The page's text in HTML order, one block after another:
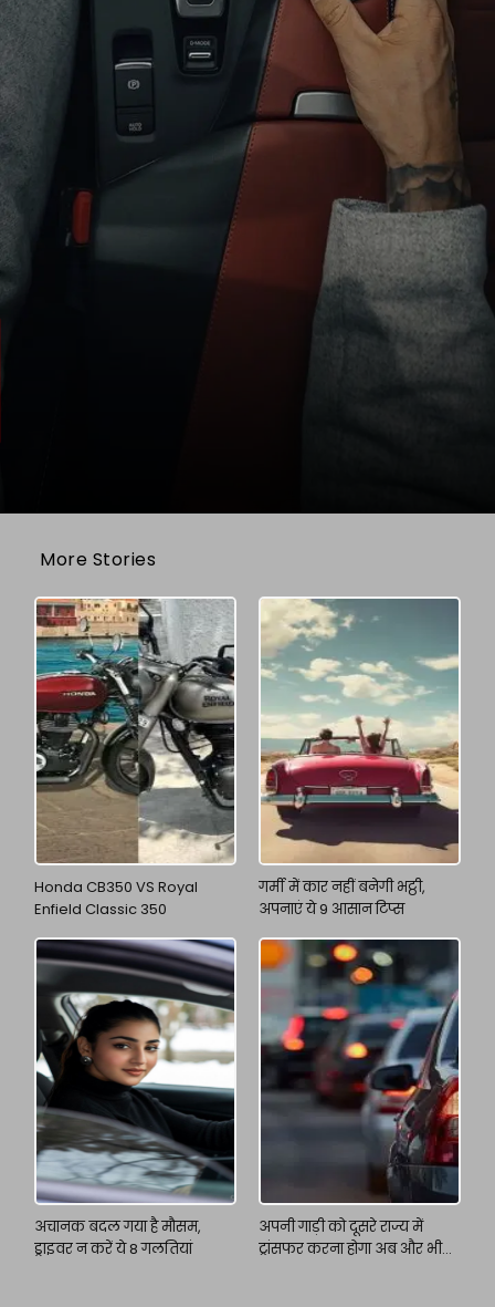
More Stories
Honda CB350 VS Royal
Enfield Classic 350
गर्मी में कार नहीं बनेगी भट्ठी,
अपनाएं ये 9 आसान टिप्स
अचानक बदल गया है मौसम,
ड्राइवर न करें ये 8 गलतियां
अपनी गाड़ी को दूसरे राज्य में
ट्रांसफर करना होगा अब और भी